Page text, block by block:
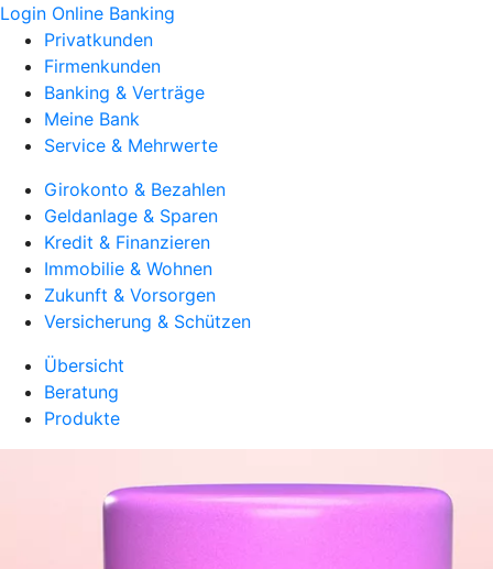
Login Online Banking
Privatkunden
Firmenkunden
Banking & Verträge
Meine Bank
Service & Mehrwerte
Girokonto & Bezahlen
Geldanlage & Sparen
Kredit & Finanzieren
Immobilie & Wohnen
Zukunft & Vorsorgen
Versicherung & Schützen
Übersicht
Beratung
Produkte